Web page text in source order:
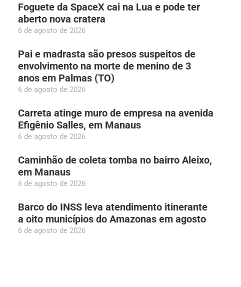
Foguete da SpaceX cai na Lua e pode ter
aberto nova cratera
6 de agosto de 2026
Pai e madrasta são presos suspeitos de
envolvimento na morte de menino de 3
anos em Palmas (TO)
6 de agosto de 2026
Carreta atinge muro de empresa na avenida
Efigênio Salles, em Manaus
6 de agosto de 2026
Caminhão de coleta tomba no bairro Aleixo,
em Manaus
6 de agosto de 2026
Barco do INSS leva atendimento itinerante
a oito municípios do Amazonas em agosto
6 de agosto de 2026